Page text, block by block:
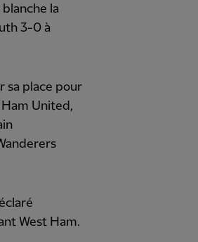
la
3-0 à
sa place pour
United,
West Ham.